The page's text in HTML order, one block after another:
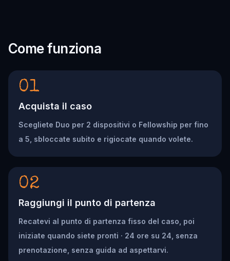
Come funziona
01
Acquista il caso
Scegliete Duo per 2 dispositivi o Fellowship per fino
a 5, sbloccate subito e rigiocate quando volete.
02
Raggiungi il punto di partenza
Recatevi al punto di partenza fisso del caso, poi
iniziate quando siete pronti · 24 ore su 24, senza
prenotazione, senza guida ad aspettarvi.